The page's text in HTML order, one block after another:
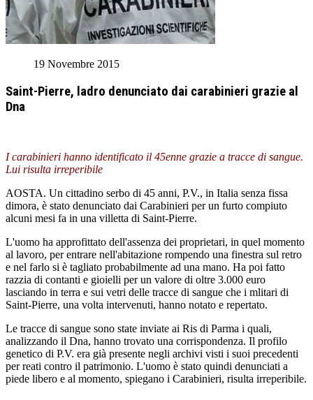
19 Novembre 2015
Saint-Pierre, ladro denunciato dai carabinieri grazie al
Dna
I carabinieri hanno identificato il 45enne grazie a tracce di sangue.
Lui risulta irreperibile
AOSTA. Un cittadino serbo di 45 anni, P.V., in Italia senza fissa
dimora, è stato denunciato dai Carabinieri per un furto compiuto
alcuni mesi fa in una villetta di Saint-Pierre.
L'uomo ha approfittato dell'assenza dei proprietari, in quel momento
al lavoro, per entrare nell'abitazione rompendo una finestra sul retro
e nel farlo si è tagliato probabilmente ad una mano. Ha poi fatto
razzia di contanti e gioielli per un valore di oltre 3.000 euro
lasciando in terra e sui vetri delle tracce di sangue che i mlitari di
Saint-Pierre, una volta intervenuti, hanno notato e repertato.
Le tracce di sangue sono state inviate ai Ris di Parma i quali,
analizzando il Dna, hanno trovato una corrispondenza. Il profilo
genetico di P.V. era già presente negli archivi visti i suoi precedenti
per reati contro il patrimonio. L'uomo è stato quindi denunciati a
piede libero e al momento, spiegano i Carabinieri, risulta irreperibile.